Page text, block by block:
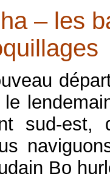
– les
sud-est,
Bo